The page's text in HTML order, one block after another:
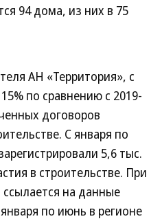
94 дома, из них в 75
АН «Территория», с
по сравнению с 2019-
договоров
С января по
5,6 тыс.
в строительстве. При
на данные
по июнь в регионе